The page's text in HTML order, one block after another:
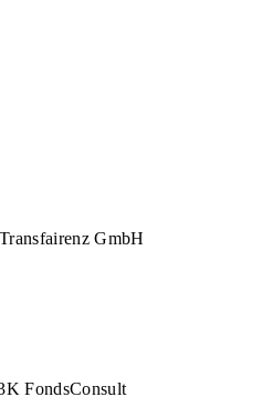
GmbH
FondsConsult